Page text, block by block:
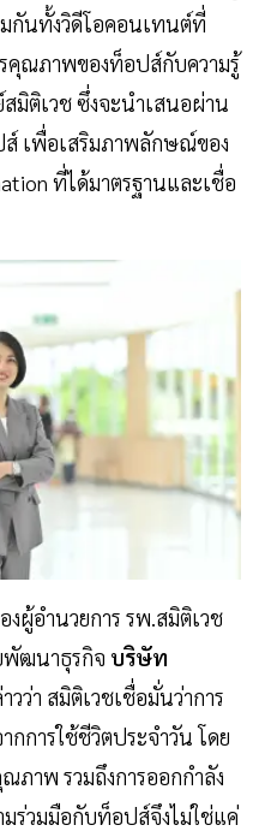
กันทั้งวิดีโอคอนเทนต์ที่
รคุณภาพของท็อปส์กับความรู้
มิติเวช ซึ่งจะนำเสนอผ่าน
ส์ เพื่อเสริมภาพลักษณ์ของ
ที่ได้มาตรฐานและเชื่อ
ผู้อำนวยการ รพ.สมิติเวช
พัฒนาธุรกิจ บริษัท
วว่า สมิติเวชเชื่อมั่นว่าการ
การใช้ชีวิตประจำวัน โดย
ภาพ รวมถึงการออกกำลัง
มร่วมมือกับท็อปส์จึงไม่ใช่แค่